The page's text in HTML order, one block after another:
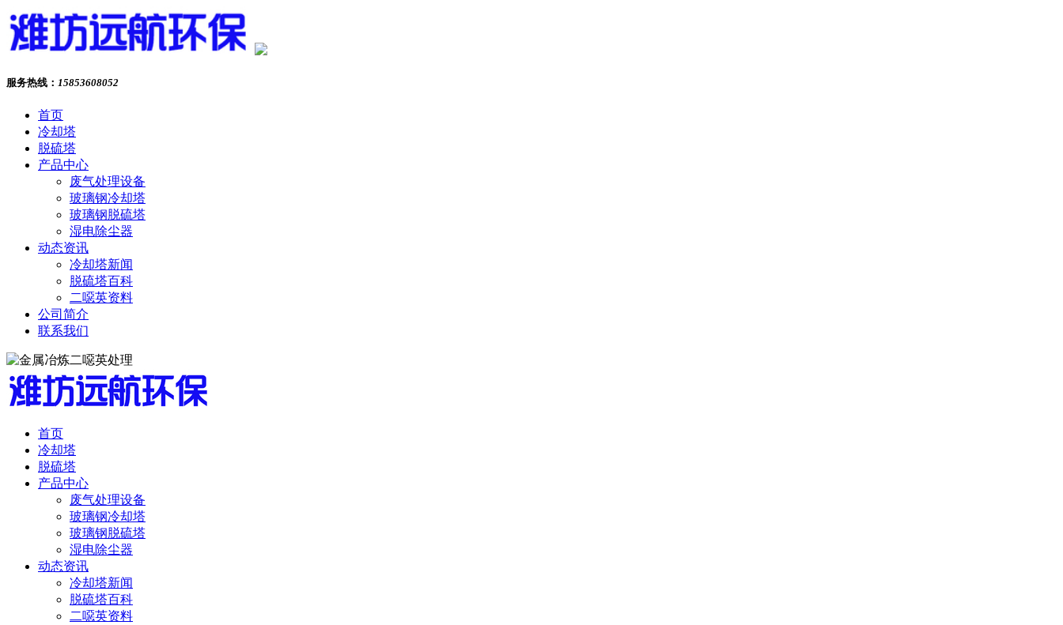
服务热线： 15853608052
首页
冷却塔
脱硫塔
产品中心
废气处理设备
玻璃钢冷却塔
玻璃钢脱硫塔
湿电除尘器
动态资讯
冷却塔新闻
脱硫塔百科
二噁英资料
公司简介
联系我们
首页
冷却塔
脱硫塔
产品中心
废气处理设备
玻璃钢冷却塔
玻璃钢脱硫塔
湿电除尘器
动态资讯
冷却塔新闻
脱硫塔百科
二噁英资料